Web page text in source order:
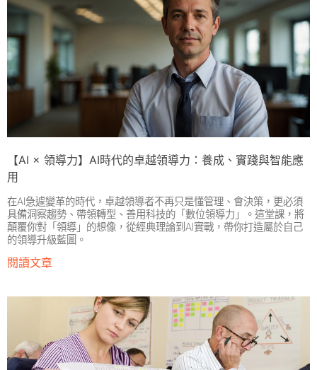
【AI × 領導力】AI時代的卓越領導力：養成、實踐與智能應
用
在AI急遽變革的時代，卓越領導者不再只是懂管理、會決策，更必須
具備洞察趨勢、帶領轉型、善用科技的「數位領導力」。這堂課，將
顛覆你對「領導」的想像，從經典理論到AI實戰，帶你打造屬於自己
的領導升級藍圖。
閱讀文章